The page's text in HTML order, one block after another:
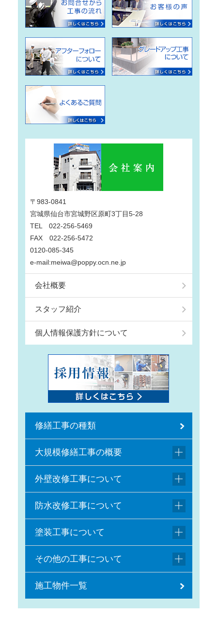
〒983-0841
宮城県仙台市宮城野区原町3丁目5-28
TEL 022-256-5469
FAX 022-256-5472
0120-085-345
e-mail:meiwa@poppy.ocn.ne.jp
会社概要
スタッフ紹介
個人情報保護方針について
修繕工事の種類
大規模修繕工事の概要
外壁改修工事について
防水改修工事について
塗装工事について
その他の工事について
施工物件一覧